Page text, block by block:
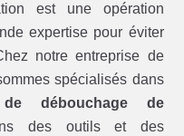
est une opération
expertise pour éviter
notre entreprise de
spécialisés dans
débouchage de
des outils et des